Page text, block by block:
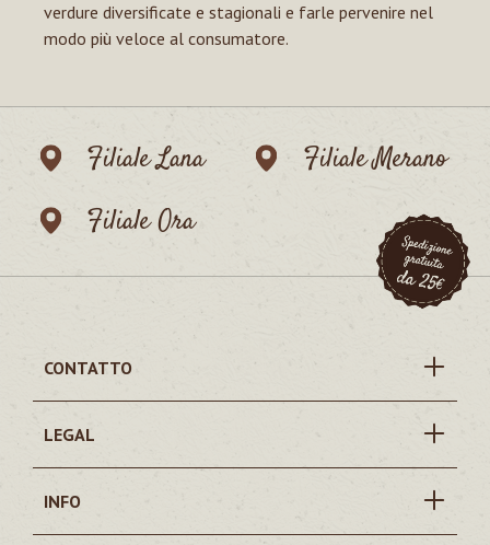
verdure diversificate e stagionali e farle pervenire nel
modo più veloce al consumatore.
Filiale Lana
Filiale Merano
Filiale Ora
CONTATTO
LEGAL
INFO